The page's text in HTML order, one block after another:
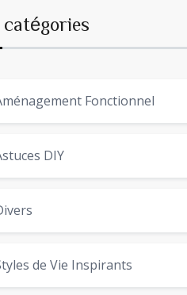
catégories
Fonctionnel
DIY
de Vie Inspirants